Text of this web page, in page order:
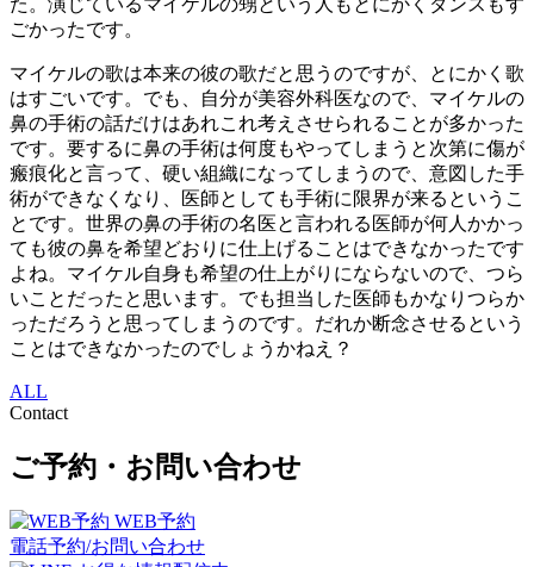
ごかったです。
マイケルの歌は本来の彼の歌だと思うのですが、とにかく歌
はすごいです。でも、自分が美容外科医なので、マイケルの
鼻の手術の話だけはあれこれ考えさせられることが多かった
です。要するに鼻の手術は何度もやってしまうと次第に傷が
瘢痕化と言って、硬い組織になってしまうので、意図した手
術ができなくなり、医師としても手術に限界が来るというこ
とです。世界の鼻の手術の名医と言われる医師が何人かかっ
ても彼の鼻を希望どおりに仕上げることはできなかったです
よね。マイケル自身も希望の仕上がりにならないので、つら
いことだったと思います。でも担当した医師もかなりつらか
っただろうと思ってしまうのです。だれか断念させるという
ことはできなかったのでしょうかねえ？
ALL
Contact
ご予約・お問い合わせ
WEB予約
電話予約/お問い合わせ